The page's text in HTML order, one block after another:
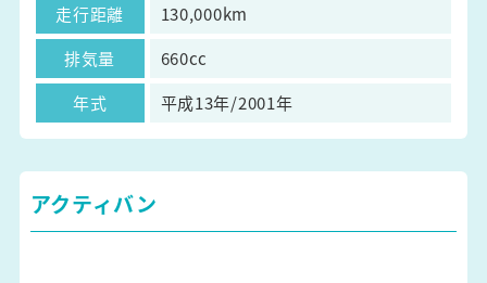
走行距離
130,000km
排気量
660cc
年式
平成13年/2001年
アクティバン